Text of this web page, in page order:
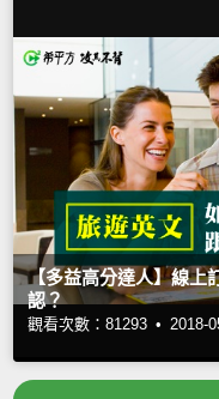
【多益高分達人】線上
認？
觀看次數：81293 • 2018-